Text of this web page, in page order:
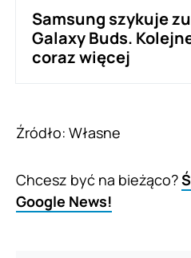
Samsung szykuje
Galaxy Buds.
coraz więcej
Źródło: Własne
Chcesz być na bieżąco?
Google News!